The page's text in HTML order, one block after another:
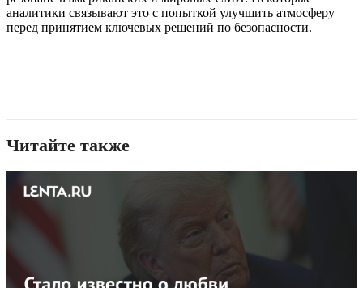
аналитики связывают это с попыткой улучшить атмосферу
перед принятием ключевых решений по безопасности.
Читайте также